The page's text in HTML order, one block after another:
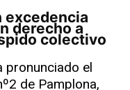
derecho a
colectivo
pronunciado el
de Pamplona,